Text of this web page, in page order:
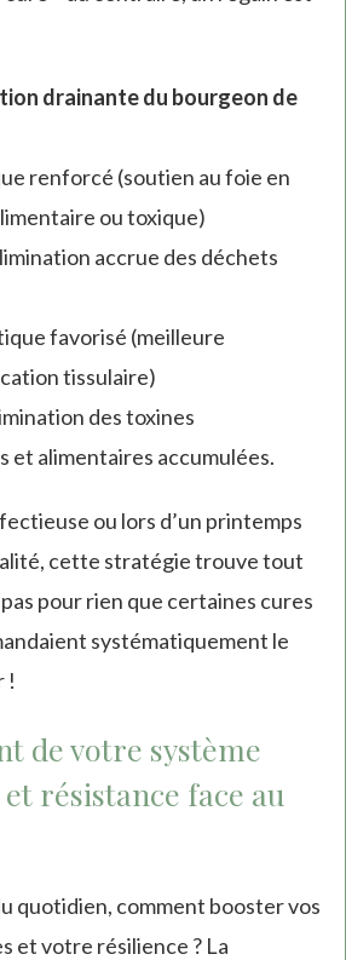
drainante du bourgeon de
renforcé (soutien au foie en
ou toxique)
accrue des déchets
favorisé (meilleure
tissulaire)
des toxines
et alimentaires accumulées.
ou lors d’un printemps
cette stratégie trouve tout
pas pour rien que certaines cures
systématiquement le
!
de votre système
résistance face au
quotidien, comment booster vos
et votre résilience ? La